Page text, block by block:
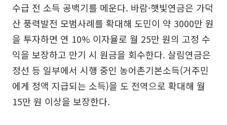
수급 전 소득 공백기를 메운다. 바람·햇빛연금은 가덕
산 풍력발전 모범사례를 확대해 도민이 약 3000만 원
을 투자하면 연 10% 이자율로 월 25만 원의 고정 수
익을 보장하고 만기 시 원금을 회수한다. 살림연금은
정선 등 일부에서 시행 중인 농어촌기본소득(거주민
에게 정액 지급되는 소득)을 도 전역으로 확대해 월
15만 원 이상을 보장한다.